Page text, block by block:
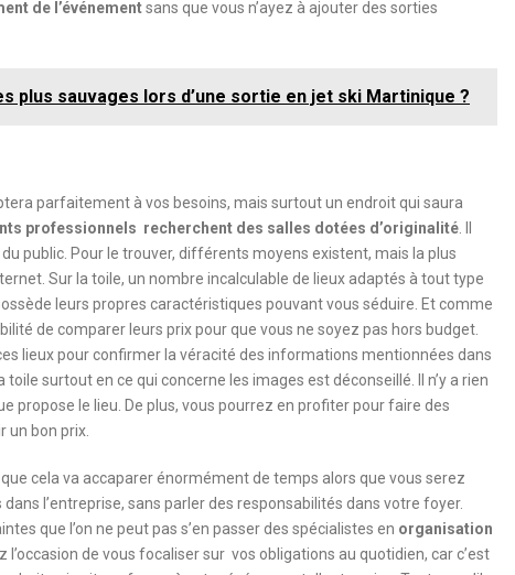
de l’événementsans que vous n’ayez à ajouter des sorties
plus sauvages lors d’une sortie en jet ski Martinique ?
parfaitement à vos besoins, mais surtout un endroit qui saura
professionnels recherchent des salles dotées d’originalité. Il
public. Pour le trouver, différents moyens existent, mais la plus
Sur la toile, un nombre incalculable de lieux adaptés à tout type
leurs propres caractéristiques pouvant vous séduire. Et comme
de comparer leurs prix pour que vous ne soyez pas hors budget.
lieux pour confirmer la véracité des informations mentionnées dans
surtout en ce qui concerne les images est déconseillé. Il n’y a rien
propose le lieu. De plus, vous pourrez en profiter pour faire des
un bon prix.
cela va accaparer énormément de temps alors que vous serez
l’entreprise, sans parler des responsabilités dans votre foyer.
que l’on ne peut pas s’en passer des spécialistes en organisation
l’occasion de vous focaliser sur vos obligations au quotidien, car c’est